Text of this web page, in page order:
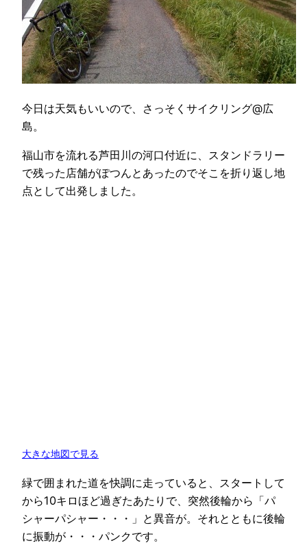
今日は天気もいいので、さっそくサイクリング@広
島。
福山市を流れる芦田川の河口付近に、スタンドラリー
で残った店舗がぽつんとあったのでそこを折り返し地
点として出発しました。
大きな地図で見る
緑で囲まれた道を快調に走っていると、スタートして
から10キロほど過ぎたあたりで、突然後輪から「パ
シャーパシャー・・・」と異音が。それとともに後輪
に振動が・・・パンクです。